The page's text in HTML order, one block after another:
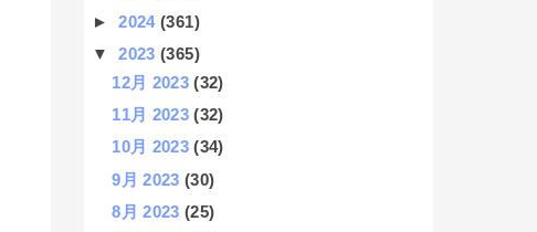
►2024(361)
▼2023(365)
12月 2023(32)
11月 2023(32)
10月 2023(34)
9月 2023(30)
8月 2023(25)